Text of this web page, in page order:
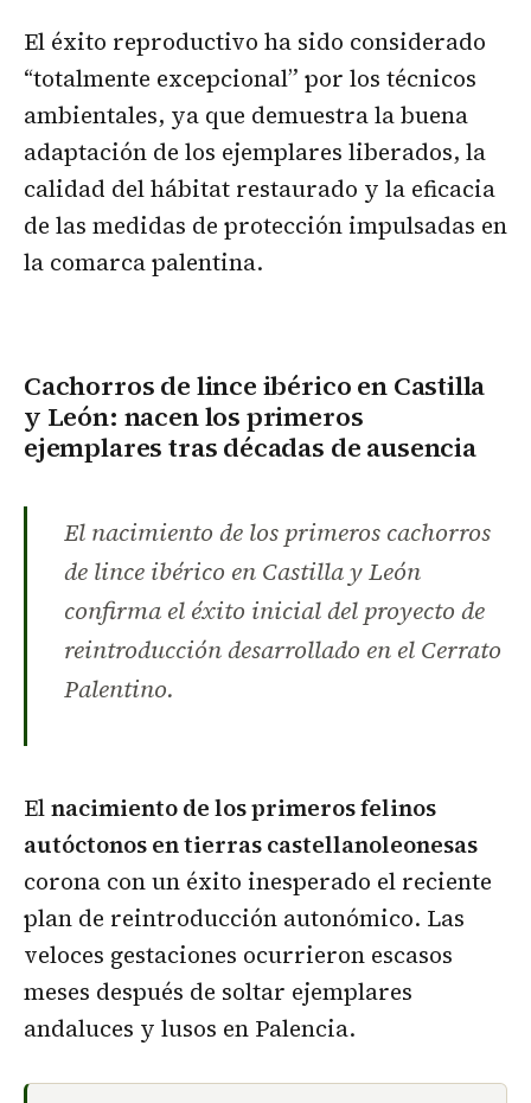
El éxito reproductivo ha sido considerado
“totalmente excepcional” por los técnicos
ambientales, ya que demuestra la buena
adaptación de los ejemplares liberados, la
calidad del hábitat restaurado y la eficacia
de las medidas de protección impulsadas en
la comarca palentina.
Cachorros de lince ibérico en Castilla
y León: nacen los primeros
ejemplares tras décadas de ausencia
El nacimiento de los primeros cachorros
de lince ibérico en Castilla y León
confirma el éxito inicial del proyecto de
reintroducción desarrollado en el Cerrato
Palentino.
Elnacimiento de los primeros felinos
autóctonos en tierras castellanoleonesas
corona con un éxito inesperado el reciente
plan de reintroducción autonómico. Las
veloces gestaciones ocurrieron escasos
meses después de soltar ejemplares
andaluces y lusos en Palencia.